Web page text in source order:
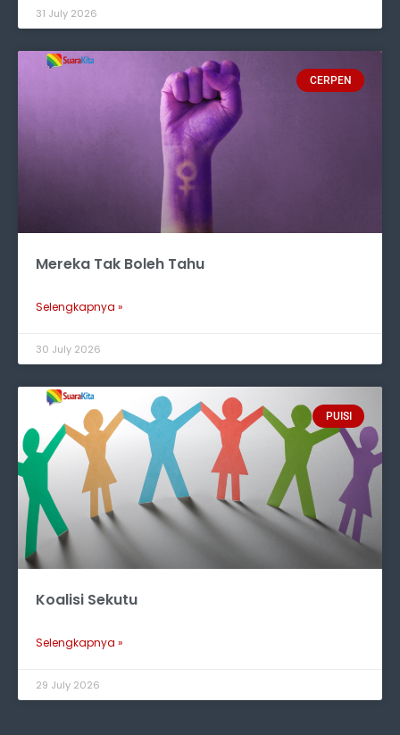
31 July 2026
CERPEN
Mereka Tak Boleh Tahu
Selengkapnya »
30 July 2026
PUISI
Koalisi Sekutu
Selengkapnya »
29 July 2026